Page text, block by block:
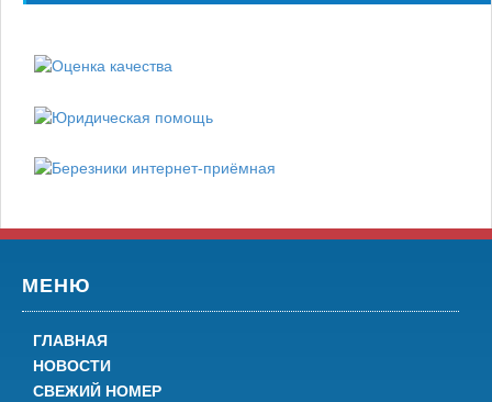
МЕНЮ
ГЛАВНАЯ
НОВОСТИ
СВЕЖИЙ НОМЕР